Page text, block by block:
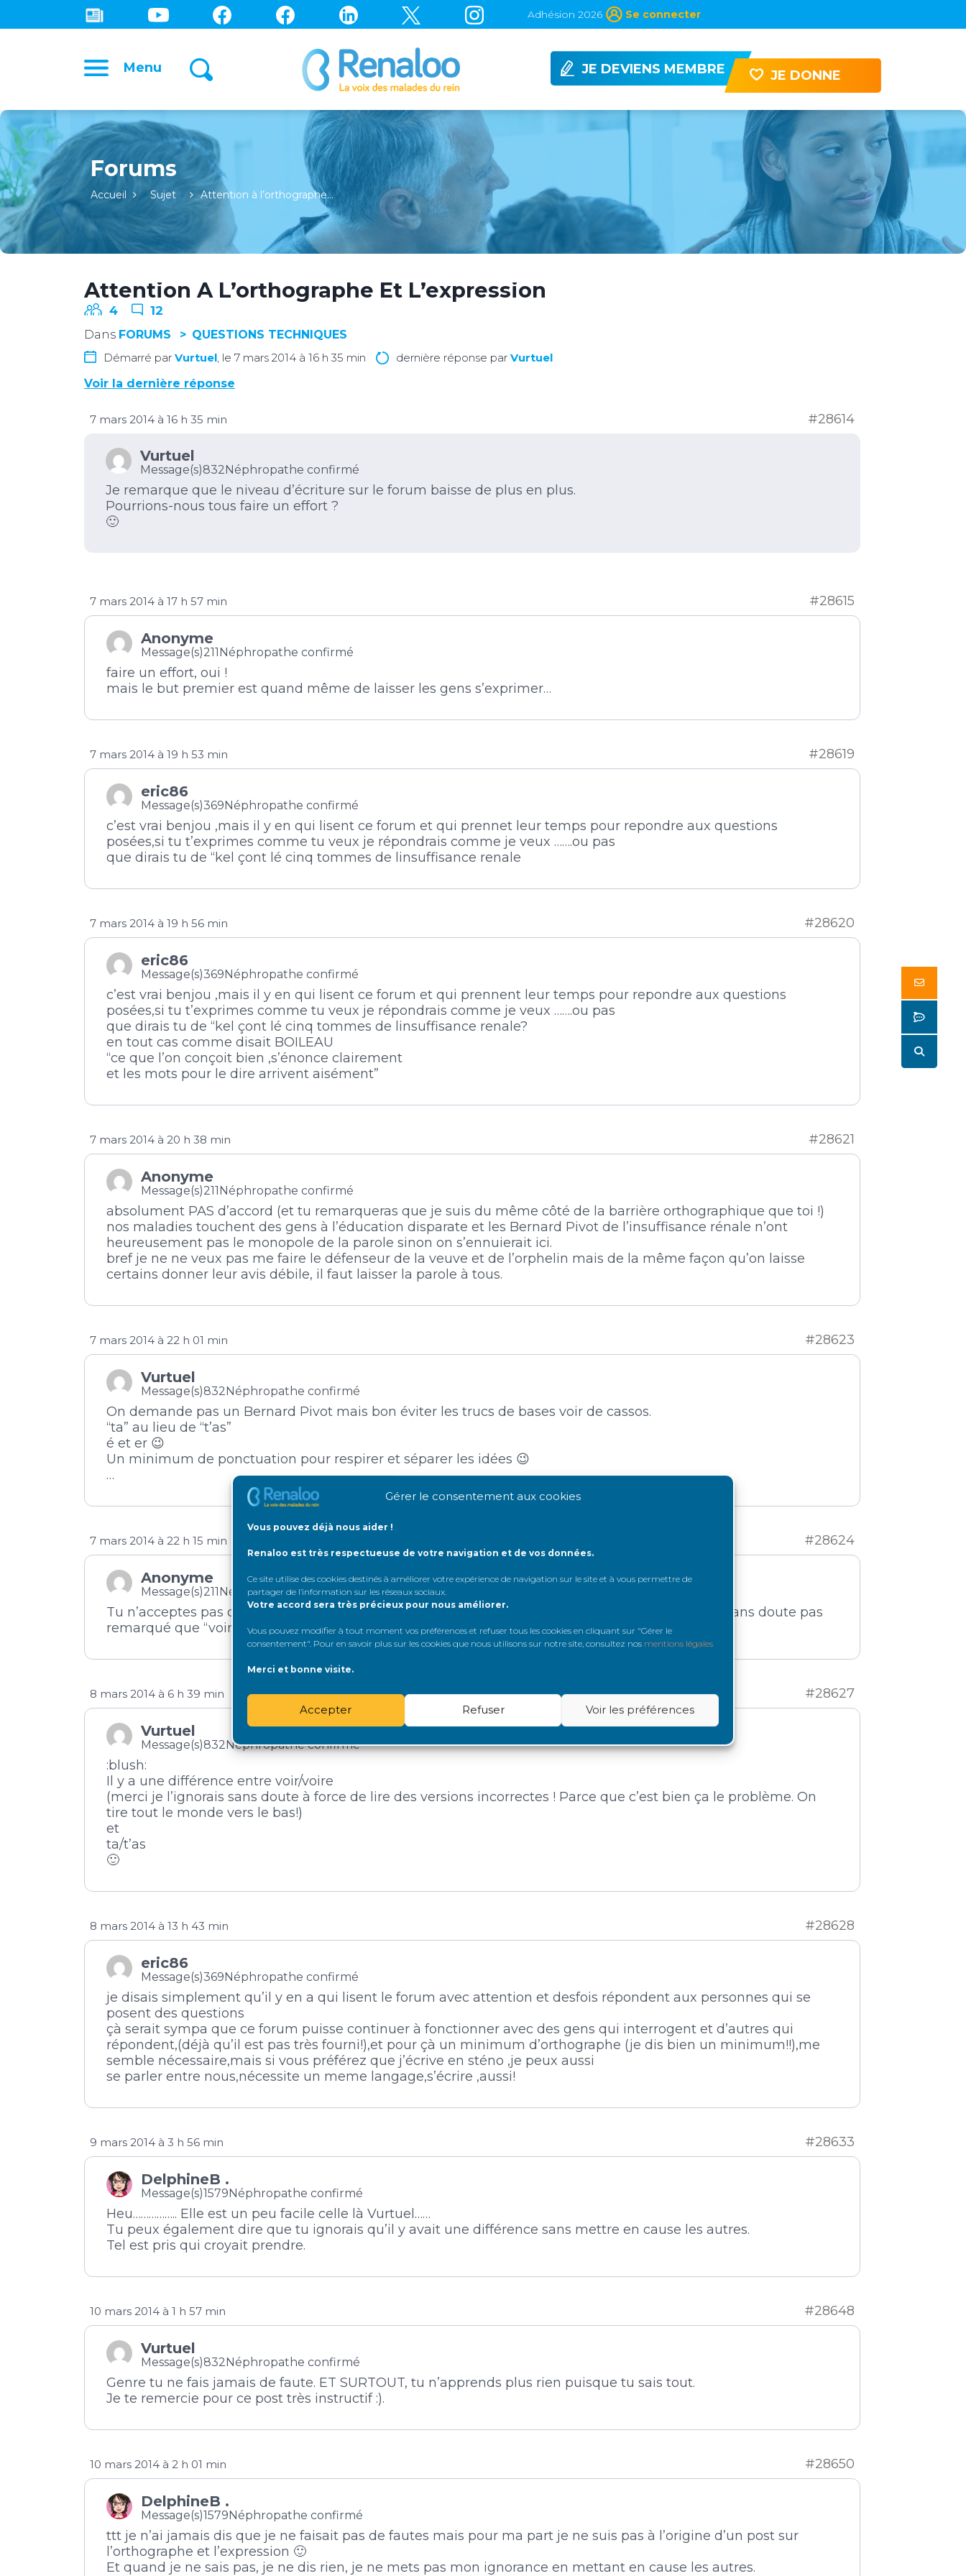
Gérer le consentement aux cookies
Vous pouvez déjà nous aider !
Renaloo est très respectueuse de votre navigation et de vos données.
Ce site utilise des cookies destinés à améliorer votre expérience de navigation sur le site et à vous permettre de
partager de l’information sur les réseaux sociaux
Votre accord sera très précieux pour nous améliorer.
Vous pouvez modifier à tout moment vos préférences et refuser tous les cookies en cliquant sur "Gérer le
consentement". Pour en savoir plus sur les cookies que nous utilisons sur notre site, consultez nos mentions légales
Merci et bonne visite.
Accepter Refuser Voir les préférences
Adhésion 2026 Se connecter
Menu JE DEVIENS MEMBRE JE DONNE
Forums
Accueil Sujet Attention à l’orthographe…
Attention À L’orthographe Et L’expression
4 12
Dans FORUMS
QUESTIONS TECHNIQUES
Démarré par Vurtuel, le 7 mars 2014 à 16 h 35 min dernière réponse par Vurtuel
Voir la dernière réponse
7 mars 2014 à 16 h 35 min #28614
Vurtuel
Message(s)832 Néphropathe confirmé
Je remarque que le niveau d’écriture sur le forum baisse de plus en plus.
Pourrions-nous tous faire un effort ?
🙂
7 mars 2014 à 17 h 57 min #28615
Anonyme
Message(s)211 Néphropathe confirmé
faire un effort, oui !
mais le but premier est quand même de laisser les gens s’exprimer…
7 mars 2014 à 19 h 53 min #28619
eric86
Message(s)369 Néphropathe confirmé
c’est vrai benjou ,mais il y en qui lisent ce forum et qui prennet leur temps pour repondre aux questions
posées,si tu t’exprimes comme tu veux je répondrais comme je veux …….ou pas
que dirais tu de “kel çont lé cinq tommes de linsuffisance renale
7 mars 2014 à 19 h 56 min #28620
eric86
Message(s)369 Néphropathe confirmé
c’est vrai benjou ,mais il y en qui lisent ce forum et qui prennent leur temps pour repondre aux questions
posées,si tu t’exprimes comme tu veux je répondrais comme je veux …….ou pas
que dirais tu de “kel çont lé cinq tommes de linsuffisance renale?
en tout cas comme disait BOILEAU
“ce que l’on conçoit bien ,s’énonce clairement
et les mots pour le dire arrivent aisément”
7 mars 2014 à 20 h 38 min #28621
Anonyme
Message(s)211 Néphropathe confirmé
absolument PAS d’accord (et tu remarqueras que je suis du même côté de la barrière orthographique que toi !)
nos maladies touchent des gens à l’éducation disparate et les Bernard Pivot de l’insuffisance rénale n’ont
heureusement pas le monopole de la parole sinon on s’ennuierait ici.
bref je ne ne veux pas me faire le défenseur de la veuve et de l’orphelin mais de la même façon qu’on laisse
certains donner leur avis débile, il faut laisser la parole à tous.
7 mars 2014 à 22 h 01 min #28623
Vurtuel
Message(s)832 Néphropathe confirmé
On demande pas un Bernard Pivot mais bon éviter les trucs de bases voir de cassos.
“ta” au lieu de “t’as”
é et er 😉
Un minimum de ponctuation pour respirer et séparer les idées 😉
…
7 mars 2014 à 22 h 15 min #28624
Anonyme
Message(s)211 Néphropathe confirmé
Tu n’acceptes pas que certains ne savent pas conjuguer correctement un verbe… Ceux-là n’ont sans doute pas
remarqué que “voir” s’ecrit “voire” dans l’utilisation de ton message précédent !
8 mars 2014 à 6 h 39 min #28627
Vurtuel
Message(s)832 Néphropathe confirmé
:blush:
Il y a une différence entre voir/voire
(merci je l’ignorais sans doute à force de lire des versions incorrectes ! Parce que c’est bien ça le problème. On
tire tout le monde vers le bas!)
et
ta/t’as
🙂
8 mars 2014 à 13 h 43 min #28628
eric86
Message(s)369 Néphropathe confirmé
je disais simplement qu’il y en a qui lisent le forum avec attention et desfois répondent aux personnes qui se
posent des questions
çà serait sympa que ce forum puisse continuer à fonctionner avec des gens qui interrogent et d’autres qui
répondent,(déjà qu’il est pas très fourni!),et pour çà un minimum d’orthographe (je dis bien un minimum!!),me
semble nécessaire,mais si vous préférez que j’écrive en sténo ,je peux aussi
se parler entre nous,nécessite un meme langage,s’écrire ,aussi!
9 mars 2014 à 3 h 56 min #28633
DelphineB .
Message(s)1579 Néphropathe confirmé
Heu…………….. Elle est un peu facile celle là Vurtuel……
Tu peux également dire que tu ignorais qu’il y avait une différence sans mettre en cause les autres.
Tel est pris qui croyait prendre.
10 mars 2014 à 1 h 57 min #28648
Vurtuel
Message(s)832 Néphropathe confirmé
Genre tu ne fais jamais de faute. ET SURTOUT, tu n’apprends plus rien puisque tu sais tout.
Je te remercie pour ce post très instructif :).
10 mars 2014 à 2 h 01 min #28650
DelphineB .
Message(s)1579 Néphropathe confirmé
ttt je n’ai jamais dis que je ne faisait pas de fautes mais pour ma part je ne suis pas à l’origine d’un post sur
l’orthographe et l’expression 🙂
Et quand je ne sais pas, je ne dis rien, je ne mets pas mon ignorance en mettant en cause les autres.